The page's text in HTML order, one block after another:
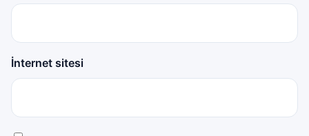
İnternet sitesi